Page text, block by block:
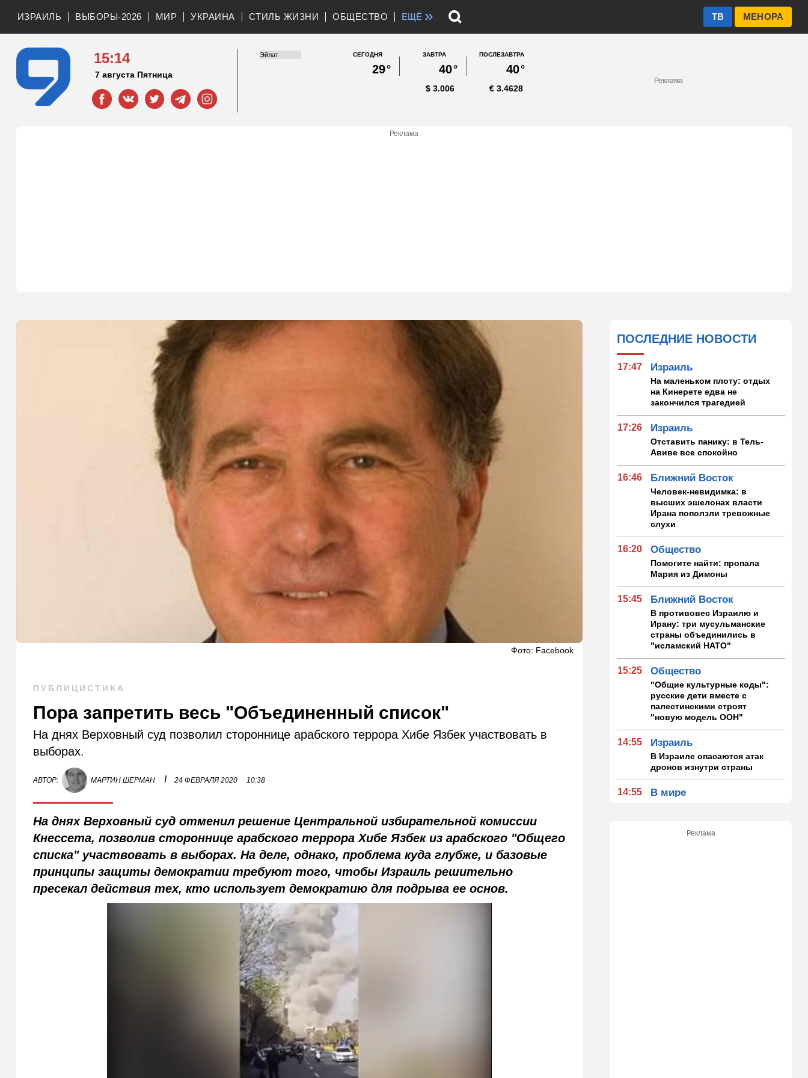
ИЗРАИЛЬ ВЫБОРЫ-2026 МИР УКРАИНА СТИЛЬ ЖИЗНИ ОБЩЕСТВО ЕЩЁ » МЕНОРА
ТВ
15:14
7 августа Пятница
СЕГОДНЯ
29°
ЗАВТРА
40°
ПОСЛЕЗАВТРА
40°
3.006
$ 3.4628
€
Реклама
Реклама
Фото: Facebook
ПУБЛИЦИСТИКА
Пора запретить весь "Объединенный список"
На днях Верховный суд позволил стороннице арабского террора Хибе Язбек участвовать в
выборах.
АВТОР: МАРТИН ШЕРМАН I 24 ФЕВРАЛЯ 2020 10:38
На днях Верховный суд отменил решение Центральной избирательной комиссии
Кнессета, позволив стороннице арабского террора Хибе Язбек из арабского "Общего
списка" участвовать в выборах. На деле, однако, проблема куда глубже, и базовые
принципы защиты демократии требуют того, чтобы Израиль решительно
пресекал действия тех, кто использует демократию для подрыва ее основ.
ПОСЛЕДНИЕ НОВОСТИ
17:47 Израиль
На маленьком плоту: отдых
на Кинерете едва не
закончился трагедией
17:26 Израиль
Отставить панику: в Тель-
Авиве все спокойно
16:46 Ближний Восток
Человек-невидимка: в
высших эшелонах власти
Ирана поползли тревожные
слухи
16:20 Общество
Помогите найти: пропала
Мария из Димоны
15:45 Ближний Восток
В противовес Израилю и
Ирану: три мусульманские
страны объединились в
"исламский НАТО"
15:25 Общество
"Общие культурные коды":
русские дети вместе с
палестинскими строят
"новую модель ООН"
14:55 Израиль
В Израиле опасаются атак
дронов изнутри страны
14:55 В мире
Реклама